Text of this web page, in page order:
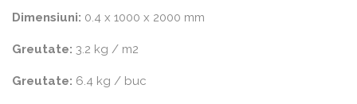
Dimensiuni: 0.4 x 1000 x 2000 mm
Greutate: 3.2 kg / m2
Greutate: 6.4 kg / buc